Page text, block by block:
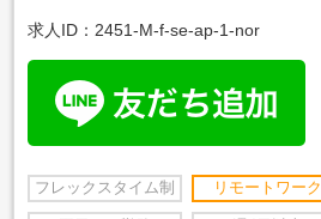
求人ID：2451-M-f-se-ap-1-nor
フレックスタイム制 リモートワーク